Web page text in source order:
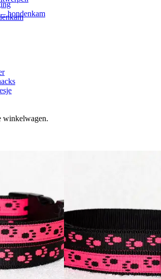
hondenkam
winkelwagen.